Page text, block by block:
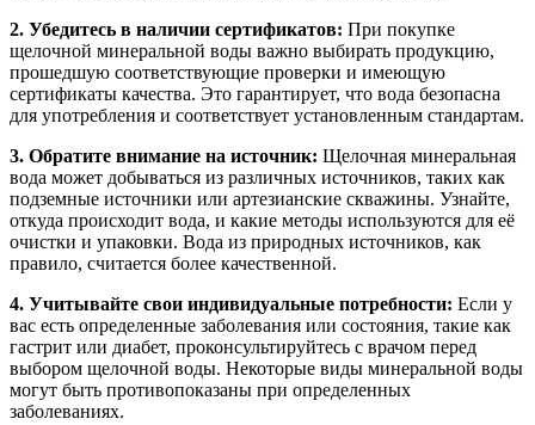
2. Убедитесь в наличии сертификатов: При покупке
щелочной минеральной воды важно выбирать продукцию,
прошедшую соответствующие проверки и имеющую
сертификаты качества. Это гарантирует, что вода безопасна
для употребления и соответствует установленным стандартам.
3. Обратите внимание на источник: Щелочная минеральная
вода может добываться из различных источников, таких как
подземные источники или артезианские скважины. Узнайте,
откуда происходит вода, и какие методы используются для её
очистки и упаковки. Вода из природных источников, как
правило, считается более качественной.
4. Учитывайте свои индивидуальные потребности: Если у
вас есть определенные заболевания или состояния, такие как
гастрит или диабет, проконсультируйтесь с врачом перед
выбором щелочной воды. Некоторые виды минеральной воды
могут быть противопоказаны при определенных
заболеваниях.